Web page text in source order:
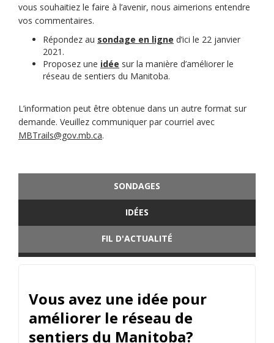
vous souhaitiez le faire à l’avenir, nous aimerions entendre
vos commentaires.
Répondez au sondage en ligne d’ici le 22 janvier
2021.
Proposez une idée sur la manière d’améliorer le
réseau de sentiers du Manitoba.
L’information peut être obtenue dans un autre format sur
demande. Veuillez communiquer par courriel avec
MBTrails@gov.mb.ca.
SONDAGES
IDÉES
FIL D'ACTUALITÉ